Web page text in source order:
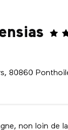
80860
non loin de